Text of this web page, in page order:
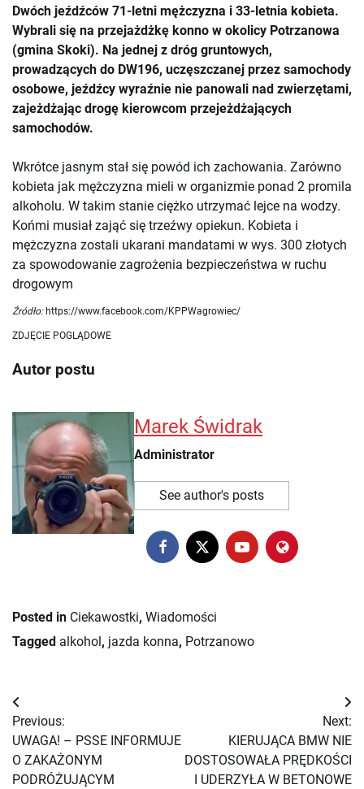
Dwóch jeźdźców 71-letni mężczyzna i 33-letnia kobieta.
Wybrali się na przejażdżkę konno w okolicy Potrzanowa
(gmina Skoki). Na jednej z dróg gruntowych,
prowadzących do DW196, uczęszczanej przez samochody
osobowe, jeźdźcy wyraźnie nie panowali nad zwierzętami,
zajeżdżając drogę kierowcom przejeżdżających
samochodów.
Wkrótce jasnym stał się powód ich zachowania. Zarówno
kobieta jak mężczyzna mieli w organizmie ponad 2 promila
alkoholu. W takim stanie ciężko utrzymać lejce na wodzy.
Końmi musiał zająć się trzeźwy opiekun. Kobieta i
mężczyzna zostali ukarani mandatami w wys. 300 złotych
za spowodowanie zagrożenia bezpieczeństwa w ruchu
drogowym
Źródło: https://www.facebook.com/KPPWagrowiec/
ZDJĘCIE POGLĄDOWE
Autor postu
Marek Świdrak
Administrator
See author's posts
Posted in Ciekawostki, Wiadomości
Tagged alkohol , jazda konna, Potrzanowo
Nawigacja
wpisu
Previous:
UWAGA! – PSSE INFORMUJE
O ZAKAŻONYM
PODRÓŻUJĄCYM
Next:
KIERUJĄCA BMW NIE
DOSTOSOWAŁA PRĘDKOŚCI
I UDERZYŁA W BETONOWE